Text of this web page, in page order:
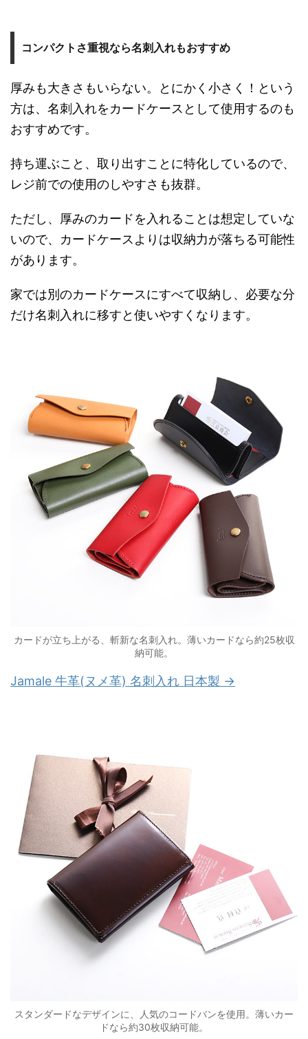
コンパクトさ重視なら名刺入れもおすすめ
厚みも大きさもいらない。とにかく小さく！という
方は、名刺入れをカードケースとして使用するのも
おすすめです。
持ち運ぶこと、取り出すことに特化しているので、
レジ前での使用のしやすさも抜群。
ただし、厚みのカードを入れることは想定していな
いので、カードケースよりは収納力が落ちる可能性
があります。
家では別のカードケースにすべて収納し、必要な分
だけ名刺入れに移すと使いやすくなります。
カードが立ち上がる、斬新な名刺入れ。薄いカードなら約25枚収
納可能。
Jamale 牛革(ヌメ革) 名刺入れ 日本製 →
スタンダードなデザインに、人気のコードバンを使用。薄いカー
ドなら約30枚収納可能。